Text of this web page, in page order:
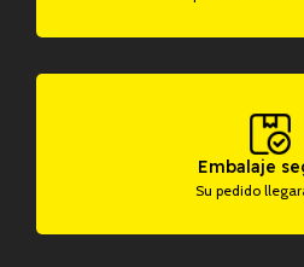
Embalaje
Su pedido